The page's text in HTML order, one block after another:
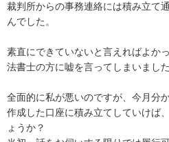
裁判所からの事務連絡には積み立て
んでした。
素直にできていないと言えればよか
法書士の方に嘘を言ってしまいました
全面的に私が悪いのですが、今月分
作成した口座に積み立てしていけば
ょうか？